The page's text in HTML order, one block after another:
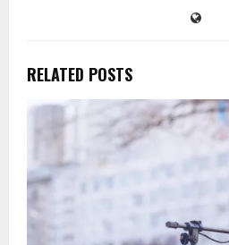
RELATED POSTS